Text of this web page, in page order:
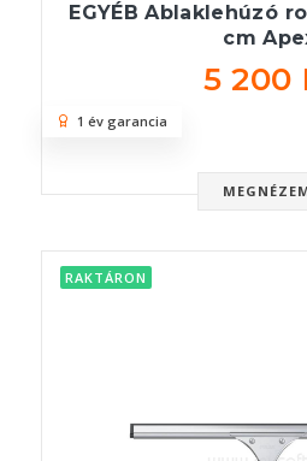
EGYÉB Ablaklehúzó
cm
5 200
1 év garancia
RAKTÁRON